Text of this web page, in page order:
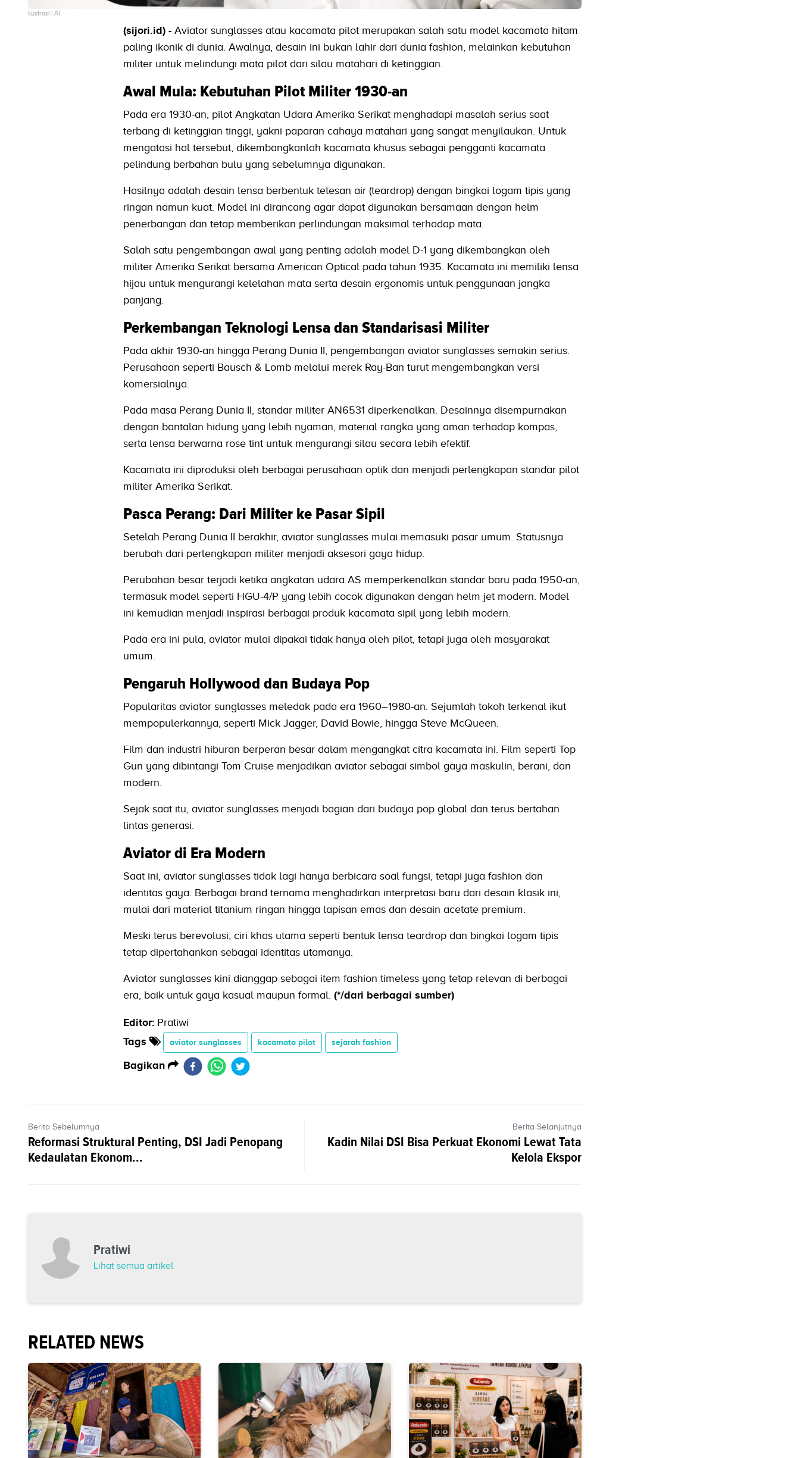
ilustrasi | AI
(sijori.id) - Aviator sunglasses atau kacamata pilot merupakan salah satu model kacamata hitam
paling ikonik di dunia. Awalnya, desain ini bukan lahir dari dunia fashion, melainkan kebutuhan
militer untuk melindungi mata pilot dari silau matahari di ketinggian.
Awal Mula: Kebutuhan Pilot Militer 1930-an
Pada era 1930-an, pilot Angkatan Udara Amerika Serikat menghadapi masalah serius saat
terbang di ketinggian tinggi, yakni paparan cahaya matahari yang sangat menyilaukan. Untuk
mengatasi hal tersebut, dikembangkanlah kacamata khusus sebagai pengganti kacamata
pelindung berbahan bulu yang sebelumnya digunakan.
Hasilnya adalah desain lensa berbentuk tetesan air (teardrop) dengan bingkai logam tipis yang
ringan namun kuat. Model ini dirancang agar dapat digunakan bersamaan dengan helm
penerbangan dan tetap memberikan perlindungan maksimal terhadap mata.
Salah satu pengembangan awal yang penting adalah model D-1 yang dikembangkan oleh
militer Amerika Serikat bersama American Optical pada tahun 1935. Kacamata ini memiliki lensa
hijau untuk mengurangi kelelahan mata serta desain ergonomis untuk penggunaan jangka
panjang.
Perkembangan Teknologi Lensa dan Standarisasi Militer
Pada akhir 1930-an hingga Perang Dunia II, pengembangan aviator sunglasses semakin serius.
Perusahaan seperti Bausch & Lomb melalui merek Ray-Ban turut mengembangkan versi
komersialnya.
Pada masa Perang Dunia II, standar militer AN6531 diperkenalkan. Desainnya disempurnakan
dengan bantalan hidung yang lebih nyaman, material rangka yang aman terhadap kompas,
serta lensa berwarna rose tint untuk mengurangi silau secara lebih efektif.
Kacamata ini diproduksi oleh berbagai perusahaan optik dan menjadi perlengkapan standar pilot
militer Amerika Serikat.
Pasca Perang: Dari Militer ke Pasar Sipil
Setelah Perang Dunia II berakhir, aviator sunglasses mulai memasuki pasar umum. Statusnya
berubah dari perlengkapan militer menjadi aksesori gaya hidup.
Perubahan besar terjadi ketika angkatan udara AS memperkenalkan standar baru pada 1950-an,
termasuk model seperti HGU-4/P yang lebih cocok digunakan dengan helm jet modern. Model
ini kemudian menjadi inspirasi berbagai produk kacamata sipil yang lebih modern.
Pada era ini pula, aviator mulai dipakai tidak hanya oleh pilot, tetapi juga oleh masyarakat
umum.
Pengaruh Hollywood dan Budaya Pop
Popularitas aviator sunglasses meledak pada era 1960–1980-an. Sejumlah tokoh terkenal ikut
mempopulerkannya, seperti Mick Jagger, David Bowie, hingga Steve McQueen.
Film dan industri hiburan berperan besar dalam mengangkat citra kacamata ini. Film seperti Top
Gun yang dibintangi Tom Cruise menjadikan aviator sebagai simbol gaya maskulin, berani, dan
modern.
Sejak saat itu, aviator sunglasses menjadi bagian dari budaya pop global dan terus bertahan
lintas generasi.
Aviator di Era Modern
Saat ini, aviator sunglasses tidak lagi hanya berbicara soal fungsi, tetapi juga fashion dan
identitas gaya. Berbagai brand ternama menghadirkan interpretasi baru dari desain klasik ini,
mulai dari material titanium ringan hingga lapisan emas dan desain acetate premium.
Meski terus berevolusi, ciri khas utama seperti bentuk lensa teardrop dan bingkai logam tipis
tetap dipertahankan sebagai identitas utamanya.
Aviator sunglasses kini dianggap sebagai item fashion timeless yang tetap relevan di berbagai
era, baik untuk gaya kasual maupun formal. (*/dari berbagai sumber)
Editor: Pratiwi
Tags
aviator sunglasses kacamata pilot sejarah fashion
Bagikan
Berita Sebelumnya
Reformasi Struktural Penting, DSI Jadi Penopang
Kedaulatan Ekonom...
Berita Selanjutnya
Kadin Nilai DSI Bisa Perkuat Ekonomi Lewat Tata
Kelola Ekspor
Pratiwi
Lihat semua artikel
RELATED NEWS